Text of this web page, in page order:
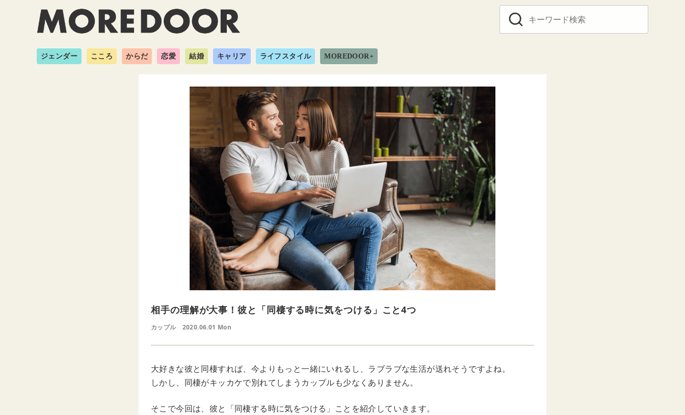
ジェンダー こころ からだ 恋愛 結婚 キャリア ライフスタイル MOREDOOR+
相手の理解が大事！彼と「同棲する時に気をつける」こと4つ
カップル 2020.06.01 Mon
大好きな彼と同棲すれば、今よりもっと一緒にいれるし、ラブラブな生活が送れそうですよね。
しかし、同棲がキッカケで別れてしまうカップルも少なくありません。
そこで今回は、彼と「同棲する時に気をつける」ことを紹介していきます。